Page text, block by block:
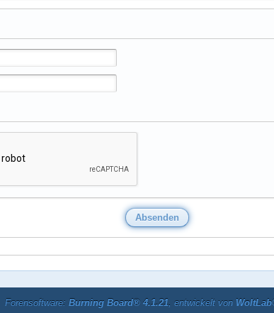
Forensoftware: Burning Board® 4.1.21, entwickelt von